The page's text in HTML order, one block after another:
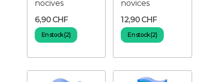
nocives
6,90 CHF
En stock (2)
novices
12,90 CHF
En stock (2)